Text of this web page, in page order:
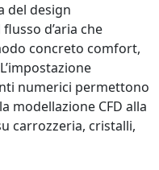
del design
d’aria che
concreto comfort,
numerici permettono
modellazione CFD alla
carrozzeria, cristalli,